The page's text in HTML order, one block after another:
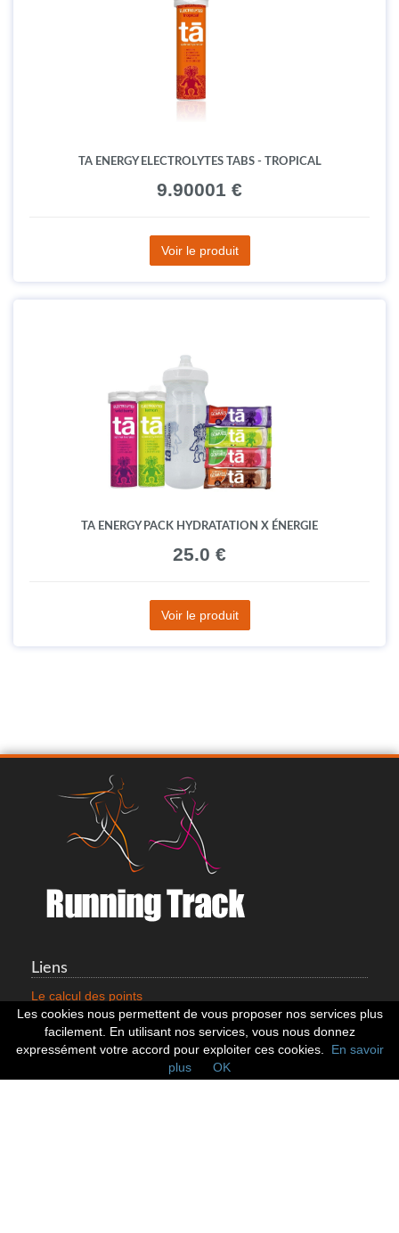
TA ENERGY ELECTROLYTES TABS - TROPICAL
9.90001 €
Voir le produit
TA ENERGY PACK HYDRATATION X ÉNERGIE
25.0 €
Voir le produit
Liens
Le calcul des points
Mentions légales
Nous contacter
Cookies
Statistiques
Les cookies nous permettent de vous proposer nos services plus
facilement. En utilisant nos services, vous nous donnez
expressément votre accord pour exploiter ces cookies.
En savoir
plus
OK